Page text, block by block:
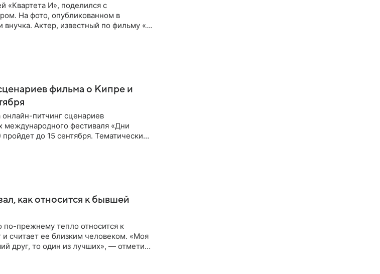
«Квартета И», поделился с
На фото, опубликованном в
внучка. Актер, известный по фильму «О
фильма о Кипре и
питчинг сценариев
международного фестиваля «Дни
до 15 сентября. Тематически
как относится к бывшей
по-прежнему тепло относится к
считает ее близким человеком. «Моя
друг, то один из лучших», — отметил